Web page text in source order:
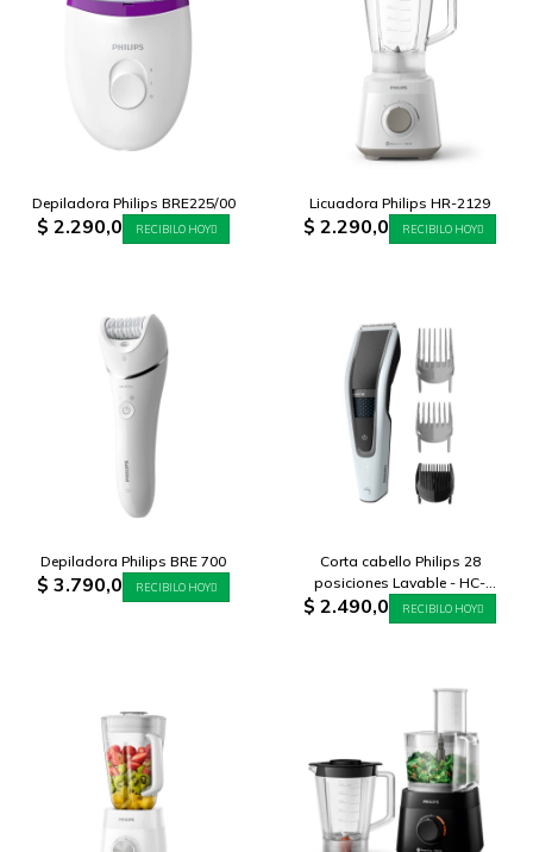
Depiladora Philips BRE225/00
$ 2.290,0 RECIBILO HOY
Licuadora Philips HR-2129
$ 2.290,0 RECIBILO HOY
Depiladora Philips BRE 700
$ 3.790,0 RECIBILO HOY
Corta cabello Philips 28
posiciones Lavable - HC-
5610/15
$ 2.490,0 RECIBILO HOY